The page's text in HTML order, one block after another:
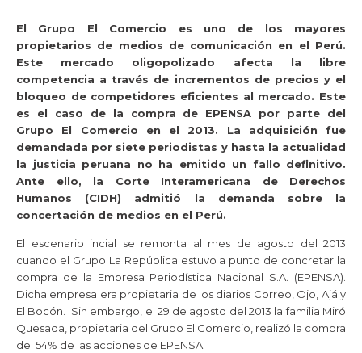
El Grupo El Comercio es uno de los mayores
propietarios de medios de comunicación en el Perú.
Este mercado oligopolizado afecta la libre
competencia a través de incrementos de precios y el
bloqueo de competidores eficientes al mercado. Este
es el caso de la compra de EPENSA por parte del
Grupo El Comercio en el 2013. La adquisición fue
demandada por siete periodistas y hasta la actualidad
la justicia peruana no ha emitido un fallo definitivo.
Ante ello, la Corte Interamericana de Derechos
Humanos (CIDH) admitió la demanda sobre la
concertación de medios en el Perú.
El escenario incial se remonta al mes de agosto del 2013
cuando el Grupo La República estuvo a punto de concretar la
compra de la Empresa Periodística Nacional S.A. (EPENSA).
Dicha empresa era propietaria de los diarios Correo, Ojo, Ajá y
El Bocón. Sin embargo, el 29 de agosto del 2013 la familia Miró
Quesada, propietaria del Grupo El Comercio, realizó la compra
del 54% de las acciones de EPENSA.